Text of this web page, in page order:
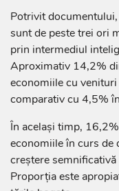
Potrivit
sunt de peste trei ori
prin intermediul
Aproximativ 14,2%
economiile cu
comparativ cu 4,5%
În același timp,
economiile în curs de
creștere
Proporția este